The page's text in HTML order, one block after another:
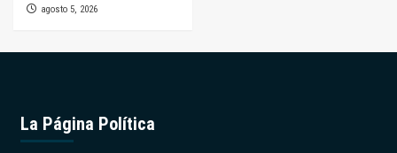
agosto 5, 2026
La Página Política